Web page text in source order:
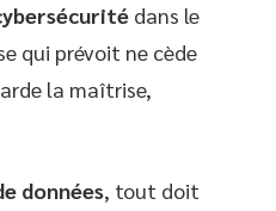
dans le
qui prévoit ne cède
la maîtrise,
données, tout doit